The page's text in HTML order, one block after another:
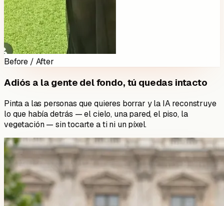
Before / After
Adiós a la gente del fondo, tú quedas intacto
Pinta a las personas que quieres borrar y la IA reconstruye
lo que había detrás — el cielo, una pared, el piso, la
vegetación — sin tocarte a ti ni un píxel.